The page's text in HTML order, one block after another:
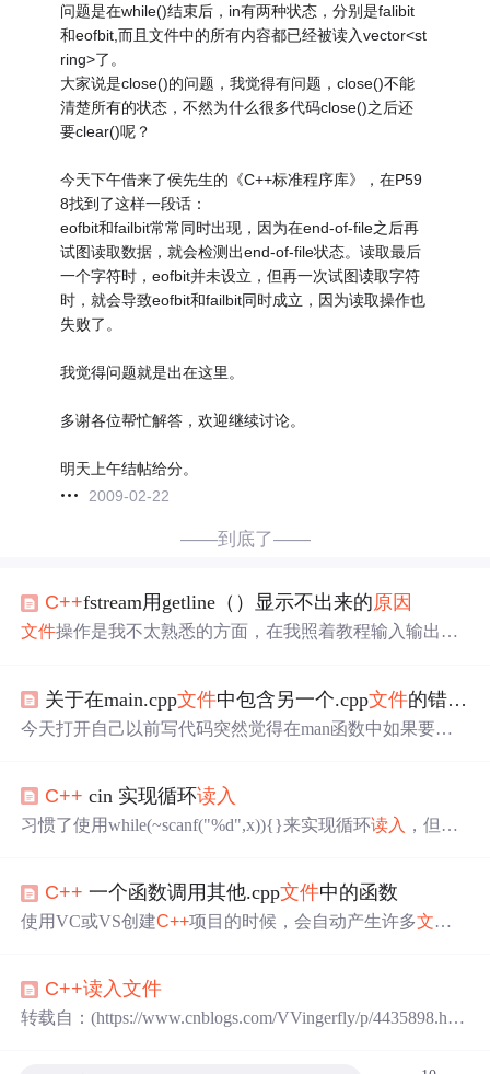
问题是在while()结束后，in有两种状态，分别是falibit
和eofbit,而且文件中的所有内容都已经被读入vector<st
ring>了。
大家说是close()的问题，我觉得有问题，close()不能
清楚所有的状态，不然为什么很多代码close()之后还
要clear()呢？
今天下午借来了侯先生的《C++标准程序库》，在P59
8找到了这样一段话：
eofbit和failbit常常同时出现，因为在end-of-file之后再
试图读取数据，就会检测出end-of-file状态。读取最后
一个字符时，eofbit并未设立，但再一次试图读取字符
时，就会导致eofbit和failbit同时成立，因为读取操作也
失败了。
我觉得问题就是出在这里。
多谢各位帮忙解答，欢迎继续讨论。
明天上午结帖给分。
2009-02-22
——到底了——
C++fstream用getline（）显示不出来的原因
文件操作是我不太熟悉的方面，在我照着教程输入输出
件 被打开并读出了几行，需要关闭再打开才能读入。理论
上文件打开关闭都需要判断，防止内存泄漏。
关于在main.cpp文件中包含另一个.cpp文件的错误及
今天打开自己以前写代码突然觉得在man函数中如果要用
现的函数放到另外一个文件中呢？ 可是又不能把这些函数
放在.h文件中。因为书上说.h文件中做好只放结构体、类等
C++ cin 实现循环读入
习惯了使用while(~scanf("%d",x)){}来实现循环读入 ，但是
看一下下面这个简单的例子： #include <iostream> using na
mespace std; int main() { int n; while(cin>>...
C++ 一个函数调用其他.cpp文件中的函数
使用VC或VS创建C++项目的时候，会自动产生许多文件
有一个文件
相同的函数名进行定义； 那么要那么多文件放在项目中有
C++读入文件
转载自：(https://www.cnblogs.com/VVingerfly/p/4435898.htm